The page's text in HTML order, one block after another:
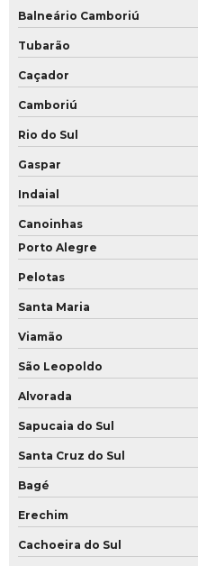
Balneário Camboriú
Tubarão
Caçador
Camboriú
Rio do Sul
Gaspar
Indaial
Canoinhas
Porto Alegre
Pelotas
Santa Maria
Viamão
São Leopoldo
Alvorada
Sapucaia do Sul
Santa Cruz do Sul
Bagé
Erechim
Cachoeira do Sul